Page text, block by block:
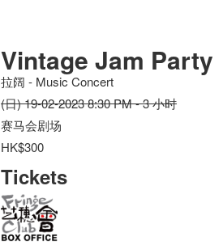
Vintage Jam Party
拉阔 - Music Concert
(日) 19-02-2023 8:30 PM - 3 小时
赛马会剧场
HK$300
Tickets